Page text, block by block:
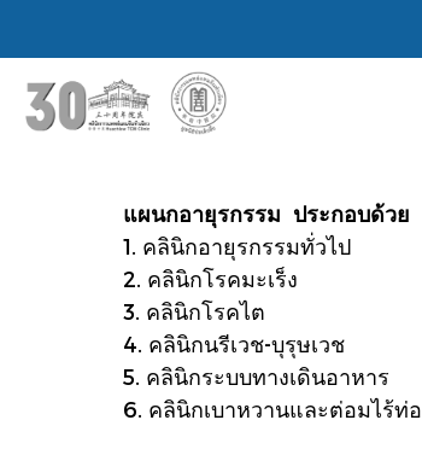
แผนกอายุรกรรม ประกอบด้วย
1. คลินิกอายุรกรรมทั่วไป
2. คลินิกโรคมะเร็ง
3. คลินิกโรคไต
4. คลินิกนรีเวช-บุรุษเวช
5. คลินิกระบบทางเดินอาหาร
6. คลินิกเบาหวานและต่อมไร้ท่อ